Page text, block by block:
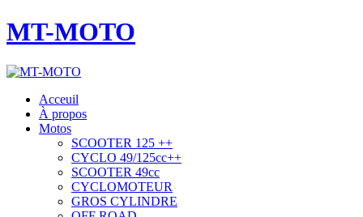
MT-MOTO
Acceuil
À propos
Motos
SCOOTER 125 ++
CYCLO 49/125cc++
SCOOTER 49cc
CYCLOMOTEUR
GROS CYLINDRE